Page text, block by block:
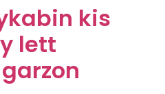
kis
lett